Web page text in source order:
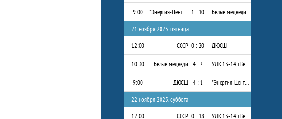
9:00 "Энергия-Центр" 2013-2014 г.р. 1 : 10 Белые медведи
21 ноября 2025, пятница
12:00
СССР 0 : 20 ДЮСШ
10:30 Белые медведи 4 : 2 УЛК 13-14 г.Вельск
9:00 ДЮСШ 4 : 1 "Энергия-Центр" 2013-2014 г.р.
22 ноября 2025, суббота
12:00
СССР 0 : 18 УЛК 13-14 г.Вельск